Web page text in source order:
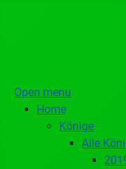
Open menu
Home
Könige
Alle